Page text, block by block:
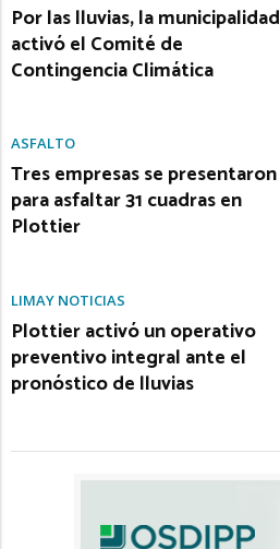
Por las lluvias, la municipalidad
activó el Comité de
Contingencia Climática
ASFALTO
Tres empresas se presentaron
para asfaltar 31 cuadras en
Plottier
LIMAY NOTICIAS
Plottier activó un operativo
preventivo integral ante el
pronóstico de lluvias